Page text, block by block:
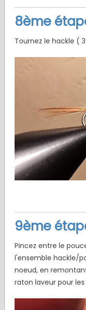
8ème
Tournez le hackle (
9ème
Pincez entre le
l'ensemble hackle/
noeud, en
raton laveur pour